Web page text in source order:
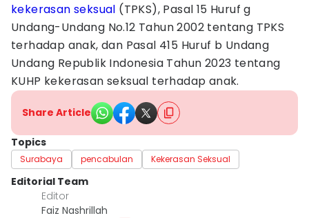
kekerasan seksual (TPKS), Pasal 15 Huruf g
Undang-Undang No.12 Tahun 2002 tentang TPKS
terhadap anak, dan Pasal 415 Huruf b Undang
Undang Republik Indonesia Tahun 2023 tentang
KUHP kekerasan seksual terhadap anak.
Share Article
Topics
Surabaya pencabulan Kekerasan Seksual
Editorial Team
Editor
Faiz Nashrillah